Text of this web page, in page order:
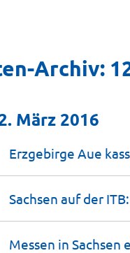
Archiv:
März 2016
Erzgebirge Aue
Sachsen auf der
Messen in